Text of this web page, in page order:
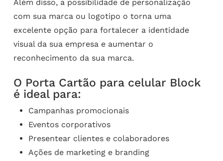
Além disso, a possibilidade de personalização
com sua marca ou logotipo o torna uma
excelente opção para fortalecer a identidade
visual da sua empresa e aumentar o
reconhecimento da sua marca.
O Porta Cartão para celular Block
é ideal para:
Campanhas promocionais
Eventos corporativos
Presentear clientes e colaboradores
Ações de marketing e branding